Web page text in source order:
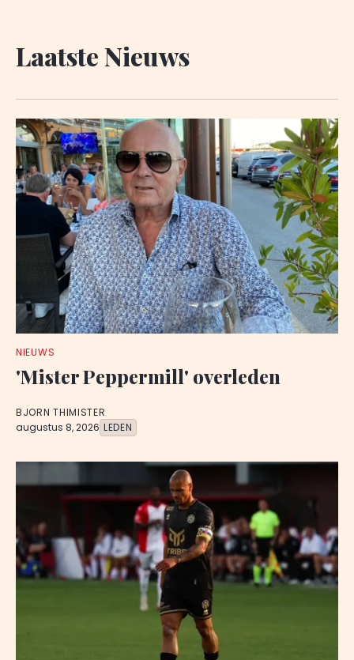
Laatste Nieuws
NIEUWS
'Mister Peppermill' overleden
BJORN THIMISTER
augustus 8, 2026 LEDEN